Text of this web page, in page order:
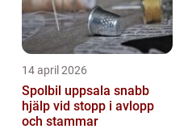
14 april 2026
Spolbil uppsala snabb
hjälp vid stopp i avlopp
och stammar